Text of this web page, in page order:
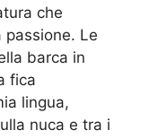
che
passione. Le
barca in
fica
lingua,
nuca e tra i